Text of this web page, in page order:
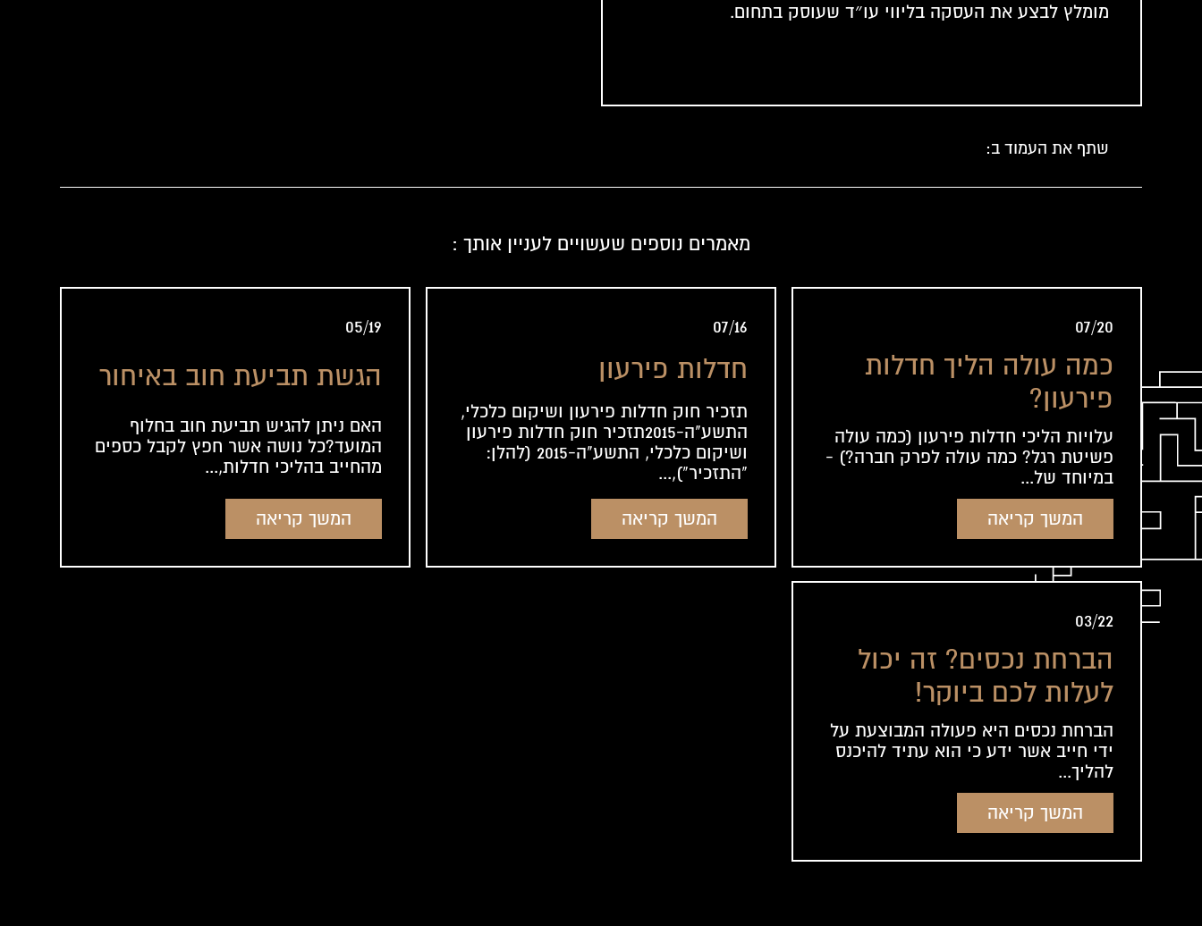
מומלץ לבצע את העסקה בליווי עו״ד שעוסק בתחום.
שתף את העמוד ב:
מאמרים נוספים שעשויים לעניין אותך :
07/20
כמה עולה הליך חדלות
פירעון?
עלויות הליכי חדלות פירעון (כמה עולה
פשיטת רגל? כמה עולה לפרק חברה?) -
במיוחד של...
המשך קריאה
07/16
חדלות פירעון
תזכיר חוק חדלות פירעון ושיקום כלכלי,
התשע"ה-2015תזכיר חוק חדלות פירעון
ושיקום כלכלי, התשע"ה-2015 (להלן:
"התזכיר"),...
המשך קריאה
05/19
הגשת תביעת חוב באיחור
האם ניתן להגיש תביעת חוב בחלוף
המועד?כל נושה אשר חפץ לקבל כספים
מהחייב בהליכי חדלות,...
המשך קריאה
03/22
הברחת נכסים? זה יכול
לעלות לכם ביוקר!
הברחת נכסים היא פעולה המבוצעת על
ידי חייב אשר ידע כי הוא עתיד להיכנס
להליך...
המשך קריאה